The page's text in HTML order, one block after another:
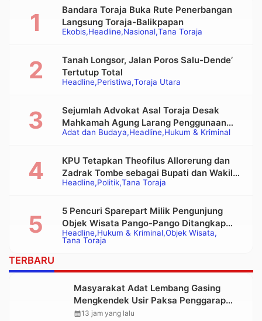
Ekobis Headline Nasional Tana Toraja
Bandara Toraja Buka Rute Penerbangan
Langsung Toraja-Balikpapan
Headline Peristiwa Toraja Utara
Tanah Longsor, Jalan Poros Salu-Dende’
Tertutup Total
Adat dan Budaya Headline Hukum & Kriminal
Sejumlah Advokat Asal Toraja Desak
Mahkamah Agung Larang Penggunaan
Alat Berat pada Eksekusi Rumah Adat
Headline Politik Tana Toraja
KPU Tetapkan Theofilus Allorerung dan
Zadrak Tombe sebagai Bupati dan Wakil
Bupati Tana Toraja Terpilih
Headline Hukum & Kriminal Objek Wisata
Tana Toraja
5 Pencuri Sparepart Milik Pengunjung
Objek Wisata Pango-Pango Ditangkap
Polisi
TERBARU
Masyarakat Adat Lembang Gasing
Mengkendek Usir Paksa Penggarap
yang Rusak Kawasan Hutan
calendar_month13 jam yang lalu